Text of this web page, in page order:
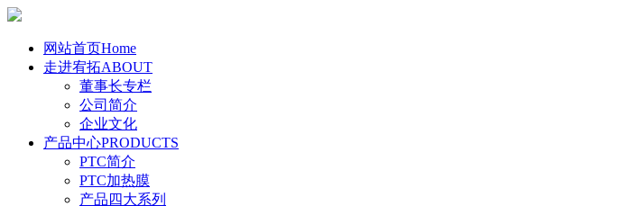
网站首页Home
走进宥拓ABOUT
董事长专栏
公司简介
企业文化
产品中心PRODUCTS
PTC简介
PTC加热膜
产品四大系列